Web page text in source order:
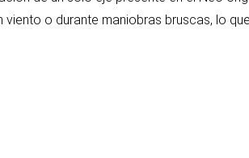
viento o durante maniobras bruscas, lo